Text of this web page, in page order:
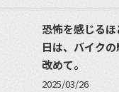
恐怖を感じる
日は、バイク
改めて。
2025/03/26